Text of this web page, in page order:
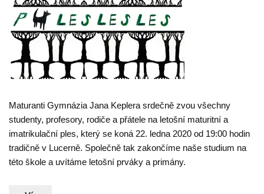
Maturanti Gymnázia Jana Keplera srdečně zvou všechny
studenty, profesory, rodiče a přátele na letošní maturitní a
imatrikulační ples, který se koná 22. ledna 2020 od 19:00 hodin
tradičně v Lucerně. Společně tak zakončíme naše studium na
této škole a uvítáme letošní prváky a primány.